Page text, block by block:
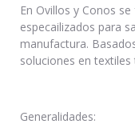
En Ovillos y Conos
especailizados para
manufactura.
soluciones en
Generalidades: